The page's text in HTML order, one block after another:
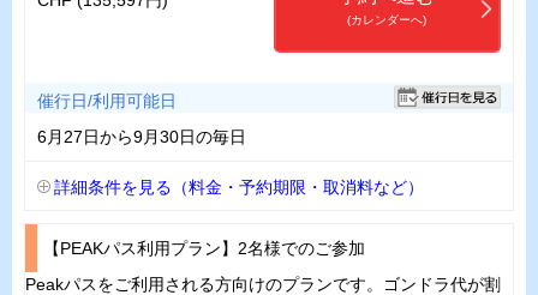
(カレンダーへ)
催行日/利用可能日
6月27日から9月30日の毎日
詳細条件を見る（料金・予約期限・取消料など）
【PEAKパス利用プラン】2名様でのご参加
Peakパスをご利用される方向けのプランです。ゴンドラ代が割